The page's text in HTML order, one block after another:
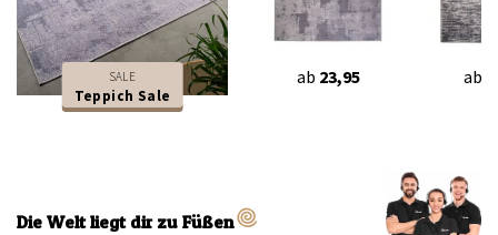
SALE
Teppich Sale
ab 23,95 ab
Die Welt liegt dir zu Füßen